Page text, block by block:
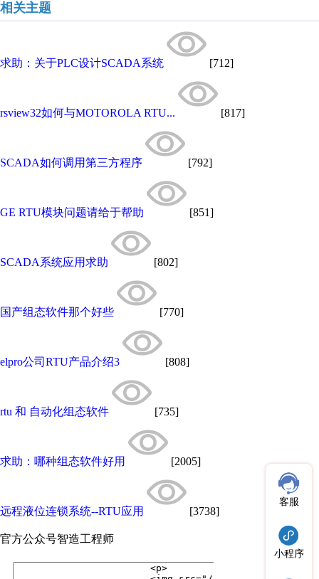
相关主题
求助：关于PLC设计SCADA系统 [712]
rsview32如何与MOTOROLA RTU... [817]
SCADA如何调用第三方程序 [792]
GE RTU模块问题请给于帮助 [851]
SCADA系统应用求助 [802]
国产组态软件那个好些 [770]
elpro公司RTU产品介绍3 [808]
rtu 和 自动化组态软件 [735]
求助：哪种组态软件好用 [2005]
远程液位连锁系统--RTU应用 [3738]
官方公众号智造工程师
客服
小程序